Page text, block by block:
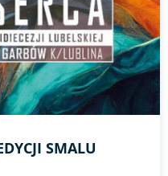
SMALU